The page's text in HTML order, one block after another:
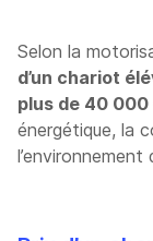
Selon la
d’un chariot
plus de 40 000
énergétique, la
l’environnement